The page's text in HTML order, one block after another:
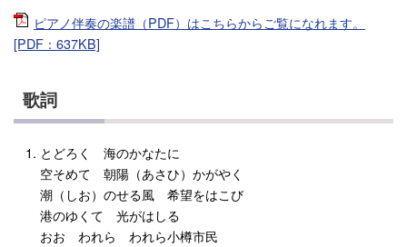
ピアノ伴奏の楽譜（PDF）はこちらからご覧になれます。
[PDF：637KB]
歌詞
とどろく 海のかなたに
空そめて 朝陽（あさひ）かがやく
潮（しお）のせる風 希望をはこび
港のゆくて 光がはしる
おお われら われら小樽市民